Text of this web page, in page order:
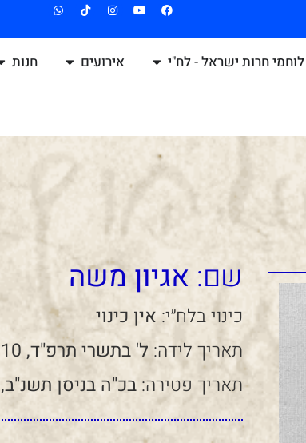
לוחמי חרות ישראל - לח"י אירועים חנות
שם: אגיון משה
כינוי בלח״י:אין כינוי
תאריך לידה: ל' בתשרי תרפ"ד, 10 באוקטובר 1923
תאריך פטירה: בכ"ה בניסן תשנ"ב, 28 באפריל 1992